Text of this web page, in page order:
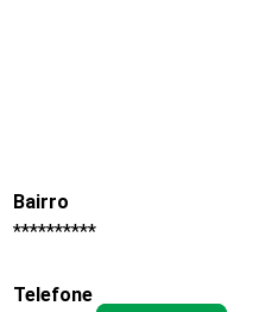
Bairro
**********
Telefone